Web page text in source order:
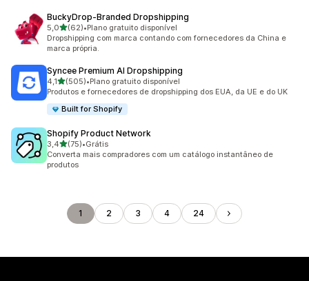
BuckyDrop‑Branded Dropshipping
5,0de 5 estrelas
(62)
62 avaliações ao todo
•Plano gratuito disponível
Dropshipping com marca contando com fornecedores da China e
marca própria.
Syncee Premium AI Dropshipping
4,1de 5 estrelas
(505)
505 avaliações ao todo
•Plano gratuito disponível
Produtos e fornecedores de dropshipping dos EUA, da UE e do UK
Built for Shopify
Shopify Product Network
3,4de 5 estrelas
(75)
75 avaliações ao todo
•Grátis
Converta mais compradores com um catálogo instantâneo de
produtos
1 2 3 4 24